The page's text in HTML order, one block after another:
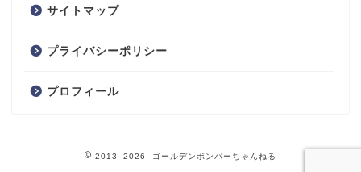
サイトマップ
プライバシーポリシー
プロフィール
2013–2026 ゴールデンボンバーちゃんねる